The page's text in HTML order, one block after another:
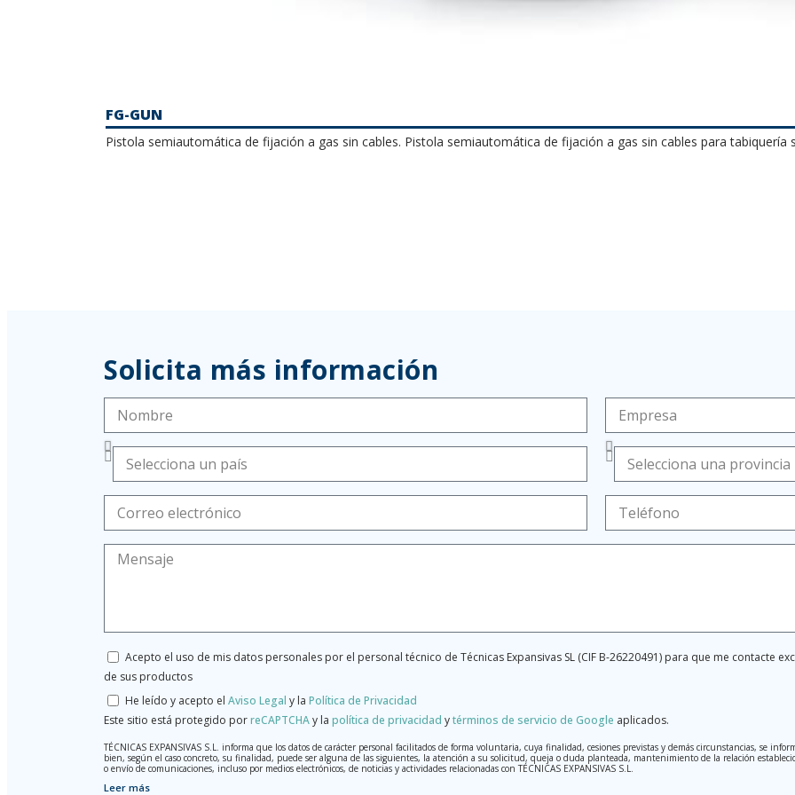
FG-GUN
Pistola semiautomática de fijación a gas sin cables. Pistola semiautomática de fijación a gas sin cables para tabiquería
Solicita más información
Acepto el uso de mis datos personales por el personal técnico de Técnicas Expansivas SL (CIF B-26220491) para que me contacte
de sus productos
He leído y acepto el Aviso Legal y la Política de Privacidad
Este sitio está protegido porreCAPTCHAy la política de privacidad ytérminos de servicio de Google aplicados.
TÉCNICAS EXPANSIVAS S.L. informa que los datos de carácter personal facilitados de forma voluntaria, cuya finalidad, cesiones previstas y demás circunstancias, se
bien, según el caso concreto, su finalidad, puede ser alguna de las siguientes, la atención a su solicitud, queja o duda planteada, mantenimiento de la relación
o envío de comunicaciones, incluso por medios electrónicos, de noticias y actividades relacionadas con TÉCNICAS EXPANSIVAS S.L.
Los datos incorporados a nuestros ficheros son absolutamente confidenciales y serán tratados con la máxima confidencialidad y cumpliendo todos los requisitos que
Leer más